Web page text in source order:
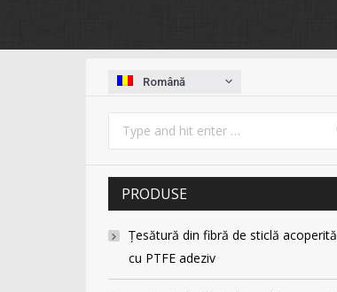
Română
PRODUSE
Ţesătură din fibră de sticlă acoperită
cu PTFE adeziv